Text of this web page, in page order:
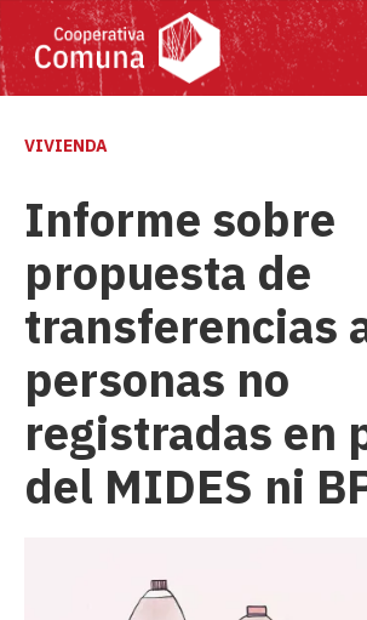
VIVIENDA
Informe sobre
propuesta de
transferencias
personas no
registradas en
del MIDES ni